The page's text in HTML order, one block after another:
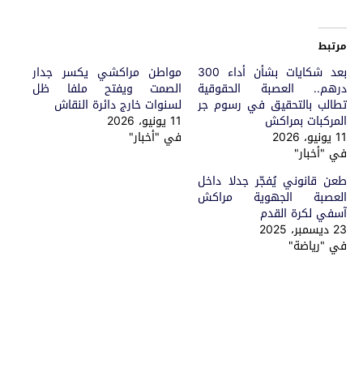
مرتبط
بعد شكايات بشأن أداء 300
درهم.. العصبة الحقوقية
تطالب بالتحقيق في رسوم جر
المركبات بمراكش
11 يونيو، 2026
في "أخبار"
مواطن مراكشي يكسر جدار
الصمت ويفتح ملفا ظل
لسنوات خارج دائرة النقاش
11 يونيو، 2026
في "أخبار"
طعن قانوني يُفجّر جدلا داخل
العصبة الجهوية مراكش
آسفي لكرة القدم
23 ديسمبر، 2025
في "رياضة"